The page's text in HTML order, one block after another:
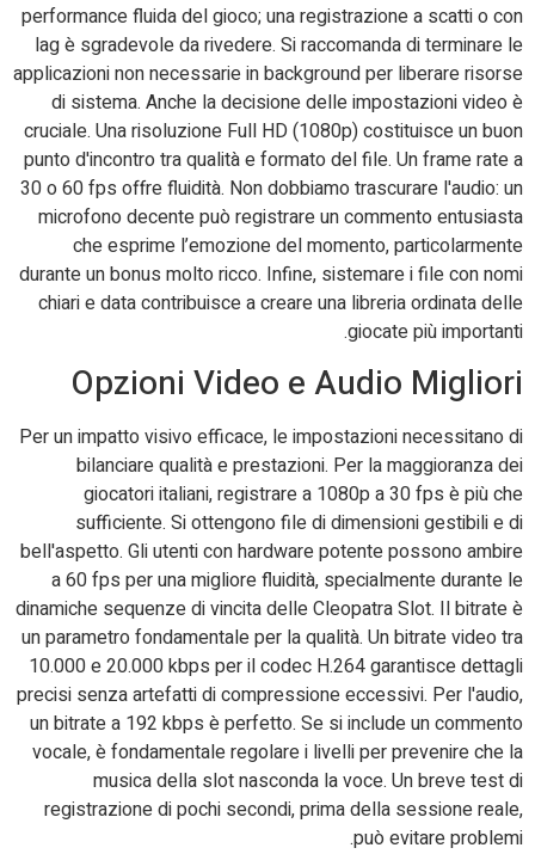
performance fluida del gioco; una registrazione a scatti o con
lag è sgradevole da rivedere. Si raccomanda di terminare le
applicazioni non necessarie in background per liberare risorse
di sistema. Anche la decisione delle impostazioni video è
cruciale. Una risoluzione Full HD (1080p) costituisce un buon
punto d'incontro tra qualità e formato del file. Un frame rate a
30 o 60 fps offre fluidità. Non dobbiamo trascurare l'audio: un
microfono decente può registrare un commento entusiasta
che esprime l’emozione del momento, particolarmente
durante un bonus molto ricco. Infine, sistemare i file con nomi
chiari e data contribuisce a creare una libreria ordinata delle
giocate più importanti.
Opzioni Video e Audio Migliori
Per un impatto visivo efficace, le impostazioni necessitano di
bilanciare qualità e prestazioni. Per la maggioranza dei
giocatori italiani, registrare a 1080p a 30 fps è più che
sufficiente. Si ottengono file di dimensioni gestibili e di
bell'aspetto. Gli utenti con hardware potente possono ambire
a 60 fps per una migliore fluidità, specialmente durante le
dinamiche sequenze di vincita delle Cleopatra Slot. Il bitrate è
un parametro fondamentale per la qualità. Un bitrate video tra
10.000 e 20.000 kbps per il codec H.264 garantisce dettagli
precisi senza artefatti di compressione eccessivi. Per l'audio,
un bitrate a 192 kbps è perfetto. Se si include un commento
vocale, è fondamentale regolare i livelli per prevenire che la
musica della slot nasconda la voce. Un breve test di
registrazione di pochi secondi, prima della sessione reale,
può evitare problemi.